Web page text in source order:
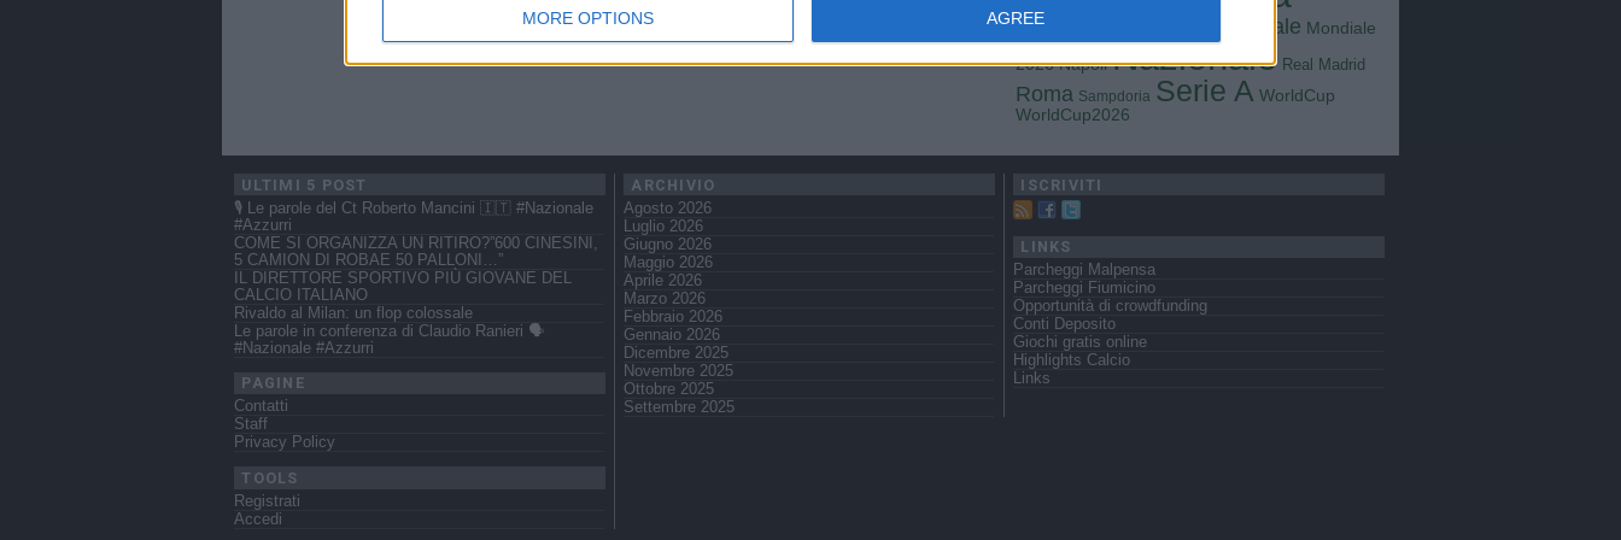
MORE OPTIONS AGREEJuventus Mondiale Mondiale
2026 Napoli Nazionale Real Madrid
Roma Sampdoria Serie A WorldCup
WorldCup2026
ULTIMI 5 POST
🎙️ Le parole del Ct Roberto Mancini 🇮🇹 #Nazionale
#Azzurri
COME SI ORGANIZZA UN RITIRO?”600 CINESINI,
5 CAMION DI ROBAE 50 PALLONI…”
IL DIRETTORE SPORTIVO PIÙ GIOVANE DEL
CALCIO ITALIANO
Rivaldo al Milan: un flop colossale
Le parole in conferenza di Claudio Ranieri 🗣️
#Nazionale #Azzurri
PAGINE
Contatti
Staff
Privacy Policy
TOOLS
Registrati
Accedi
ARCHIVIO
Agosto 2026
Luglio 2026
Giugno 2026
Maggio 2026
Aprile 2026
Marzo 2026
Febbraio 2026
Gennaio 2026
Dicembre 2025
Novembre 2025
Ottobre 2025
Settembre 2025
ISCRIVITI
LINKS
Parcheggi Malpensa
Parcheggi Fiumicino
Opportunità di crowdfunding
Conti Deposito
Giochi gratis online
Highlights Calcio
Links